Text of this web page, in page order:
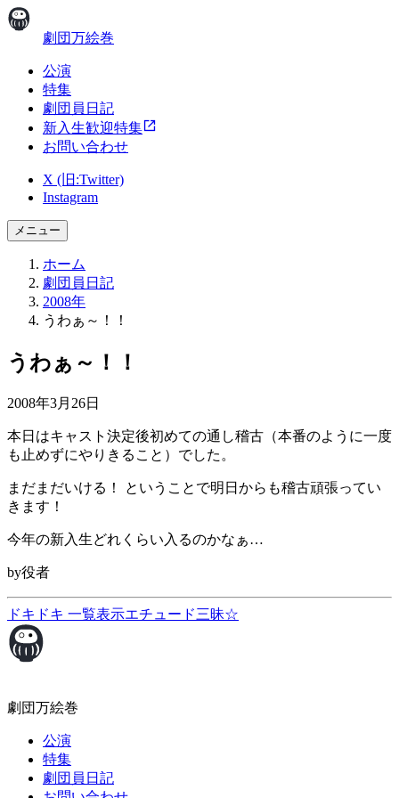
劇団万絵巻
公演
特集
劇団員日記
新入生歓迎特集
お問い合わせ
X (旧:Twitter)
Instagram
メニュー
ホーム
劇団員日記
2008年
うわぁ～！！
うわぁ～！！
2008年3月26日
本日はキャスト決定後初めての通し稽古（本番のように一度
も止めずにやりきること）でした。
まだまだいける！ ということで明日からも稽古頑張ってい
きます！
今年の新入生どれくらい入るのかなぁ…
by役者
ドキドキ 一覧表示エチュード三昧☆
劇団万絵巻
公演
特集
劇団員日記